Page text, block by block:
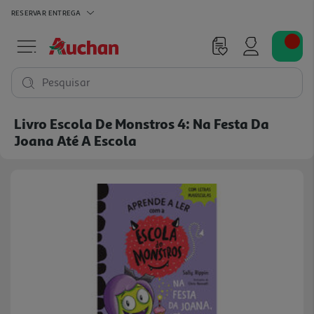
RESERVAR ENTREGA
Pesquisar
Livro Escola De Monstros 4: Na Festa Da
Joana Até A Escola